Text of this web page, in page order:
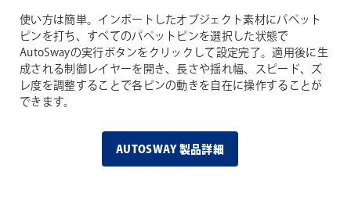
使い方は簡単。インポートしたオブジェクト素材にパペット
ピンを打ち、すべてのパペットピンを選択した状態で
AutoSwayの実行ボタンをクリックして設定完了。適用後に生
成される制御レイヤーを開き、長さや揺れ幅、スピード、ズ
レ度を調整することで各ピンの動きを自在に操作することが
できます。
AUTOSWAY 製品詳細